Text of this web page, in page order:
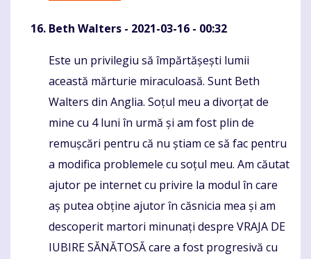
Beth Walters - 2021-03-16 - 00:32
Komentaras
Este un privilegiu să împărtășești lumii
această mărturie miraculoasă. Sunt Beth
Walters din Anglia. Soțul meu a divorțat de
mine cu 4 luni în urmă și am fost plin de
remușcări pentru că nu știam ce să fac pentru
a modifica problemele cu soțul meu. Am căutat
ajutor pe internet cu privire la modul în care
aș putea obține ajutor în căsnicia mea și am
descoperit martori minunați despre VRAJA DE
IUBIRE SĂNĂTOSĂ care a fost progresivă cu